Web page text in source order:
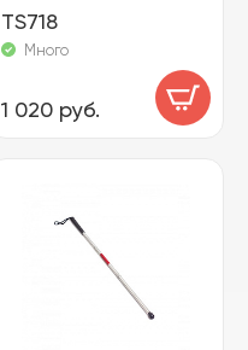
TS718
Много
1 020 руб.